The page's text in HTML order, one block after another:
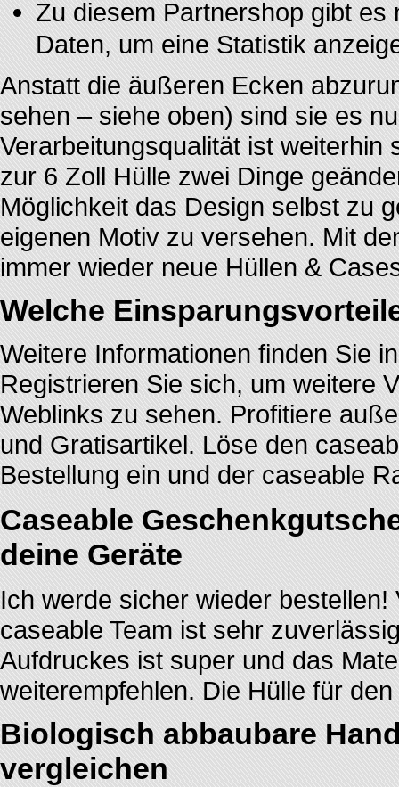
Zu diesem Partnershop gibt
Daten, um eine Statistik
Anstatt die äußeren Ecken
sehen – siehe oben) sind sie es
Verarbeitungsqualität ist weiterhin
zur 6 Zoll Hülle zwei Dinge
Möglichkeit das Design selbst zu
eigenen Motiv zu versehen. Mit
immer wieder neue Hüllen &
Welche
Weitere Informationen finden Sie
Registrieren Sie sich, um weitere
Weblinks zu sehen. Profitiere
und Gratisartikel. Löse den
Bestellung ein und der caseable
Caseable
deine Geräte
Ich werde sicher wieder
caseable Team ist sehr
Aufdruckes ist super und das
weiterempfehlen. Die Hülle für
Biologisch abbaubare
vergleichen